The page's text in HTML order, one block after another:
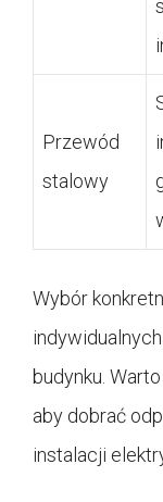
Przewód
stalowy
Wybór
budynku.
aby dobrać
instalacji